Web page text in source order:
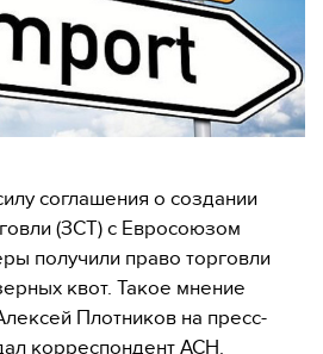
соглашения о создании
(ЗСТ) с Евросоюзом
получили право торговли
квот. Такое мнение
Плотников на пресс-
корреспондент АСН.